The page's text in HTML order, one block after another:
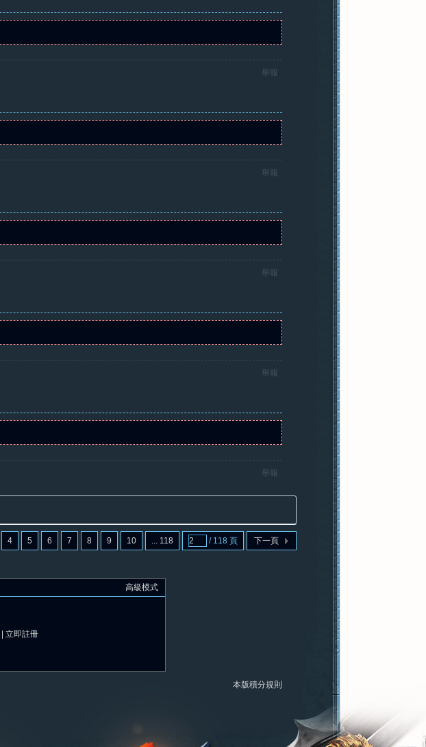
舉報
舉報
舉報
舉報
舉報
4 5 6 7 8 9 10 ... 118 / 118 頁 下一頁
高級模式
立即註冊
本版積分規則